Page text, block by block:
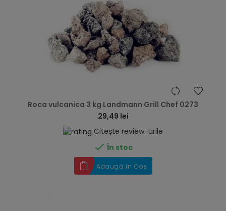
Roca vulcanica 3 kg Landmann Grill Chef 0273
29,49 lei
Citește review-urile
 În stoc
Adaugă în Coș